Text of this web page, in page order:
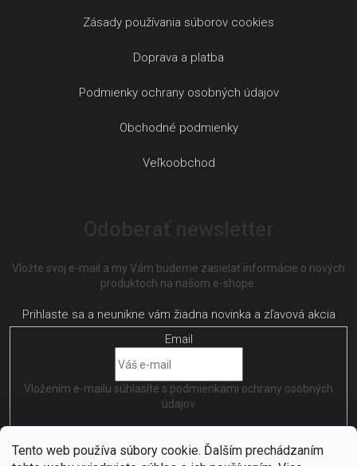
Tento web používa súbory cookie. Ďalším prechádzaním
Zásady používania súborov cookies
Doprava a platba
Podmienky ochrany osobných údajov
Obchodné podmienky
Veľkoobchod
Vložte svoj e-mail a my Vám budeme zasielať informácie o nových
produktoch na našom e-shope.
Email
Vložením e-mailu súhlasíte s podmienkami ochrany osobných
údajov
PRIHLÁSIŤ SA